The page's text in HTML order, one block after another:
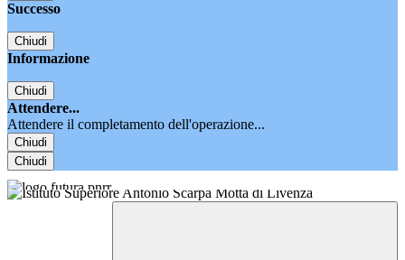
Successo
Chiudi
Informazione
Chiudi
Attendere...
Attendere il completamento dell'operazione...
Chiudi
Chiudi